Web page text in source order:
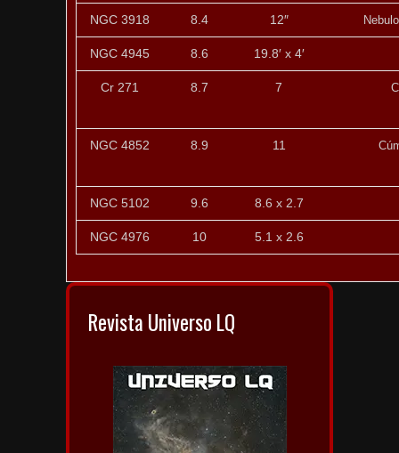
NGC 3918 8.4 12″
NGC 4945 8.6 19.8′ x 4′
Cr 271 8.7 7
NGC 4852 8.9 11
NGC 5102 9.6 8.6 x 2.7
NGC 4976 10 5.1 x 2.6
Revista Universo LQ